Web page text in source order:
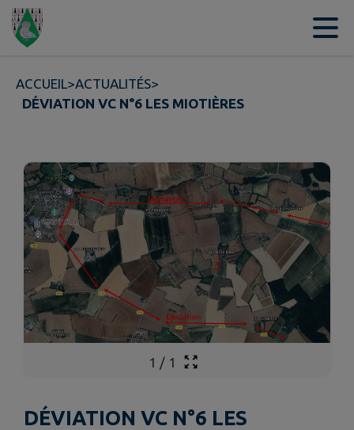
Contenu
ACCUEIL>ACTUALITÉS>
DÉVIATION VC N°6 LES MIOTIÈRES
1 / 1
DÉVIATION VC N°6 LES